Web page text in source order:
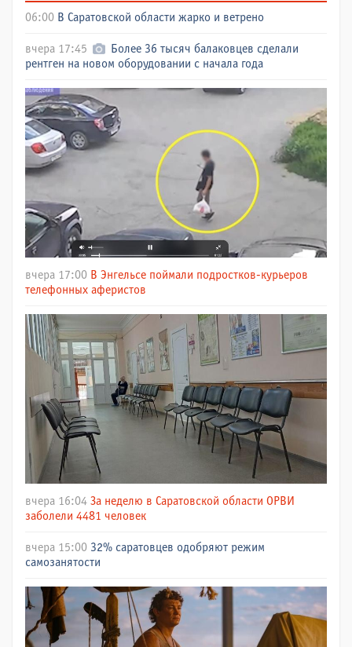
06:00 В Саратовской области жарко и ветрено
вчера 17:45
Более 36 тысяч балаковцев сделали
рентген на новом оборудовании с начала года
вчера 17:00 В Энгельсе поймали подростков-курьеров
телефонных аферистов
вчера 16:04 За неделю в Саратовской области ОРВИ
заболели 4481 человек
вчера 15:00 32% саратовцев одобряют режим
самозанятости